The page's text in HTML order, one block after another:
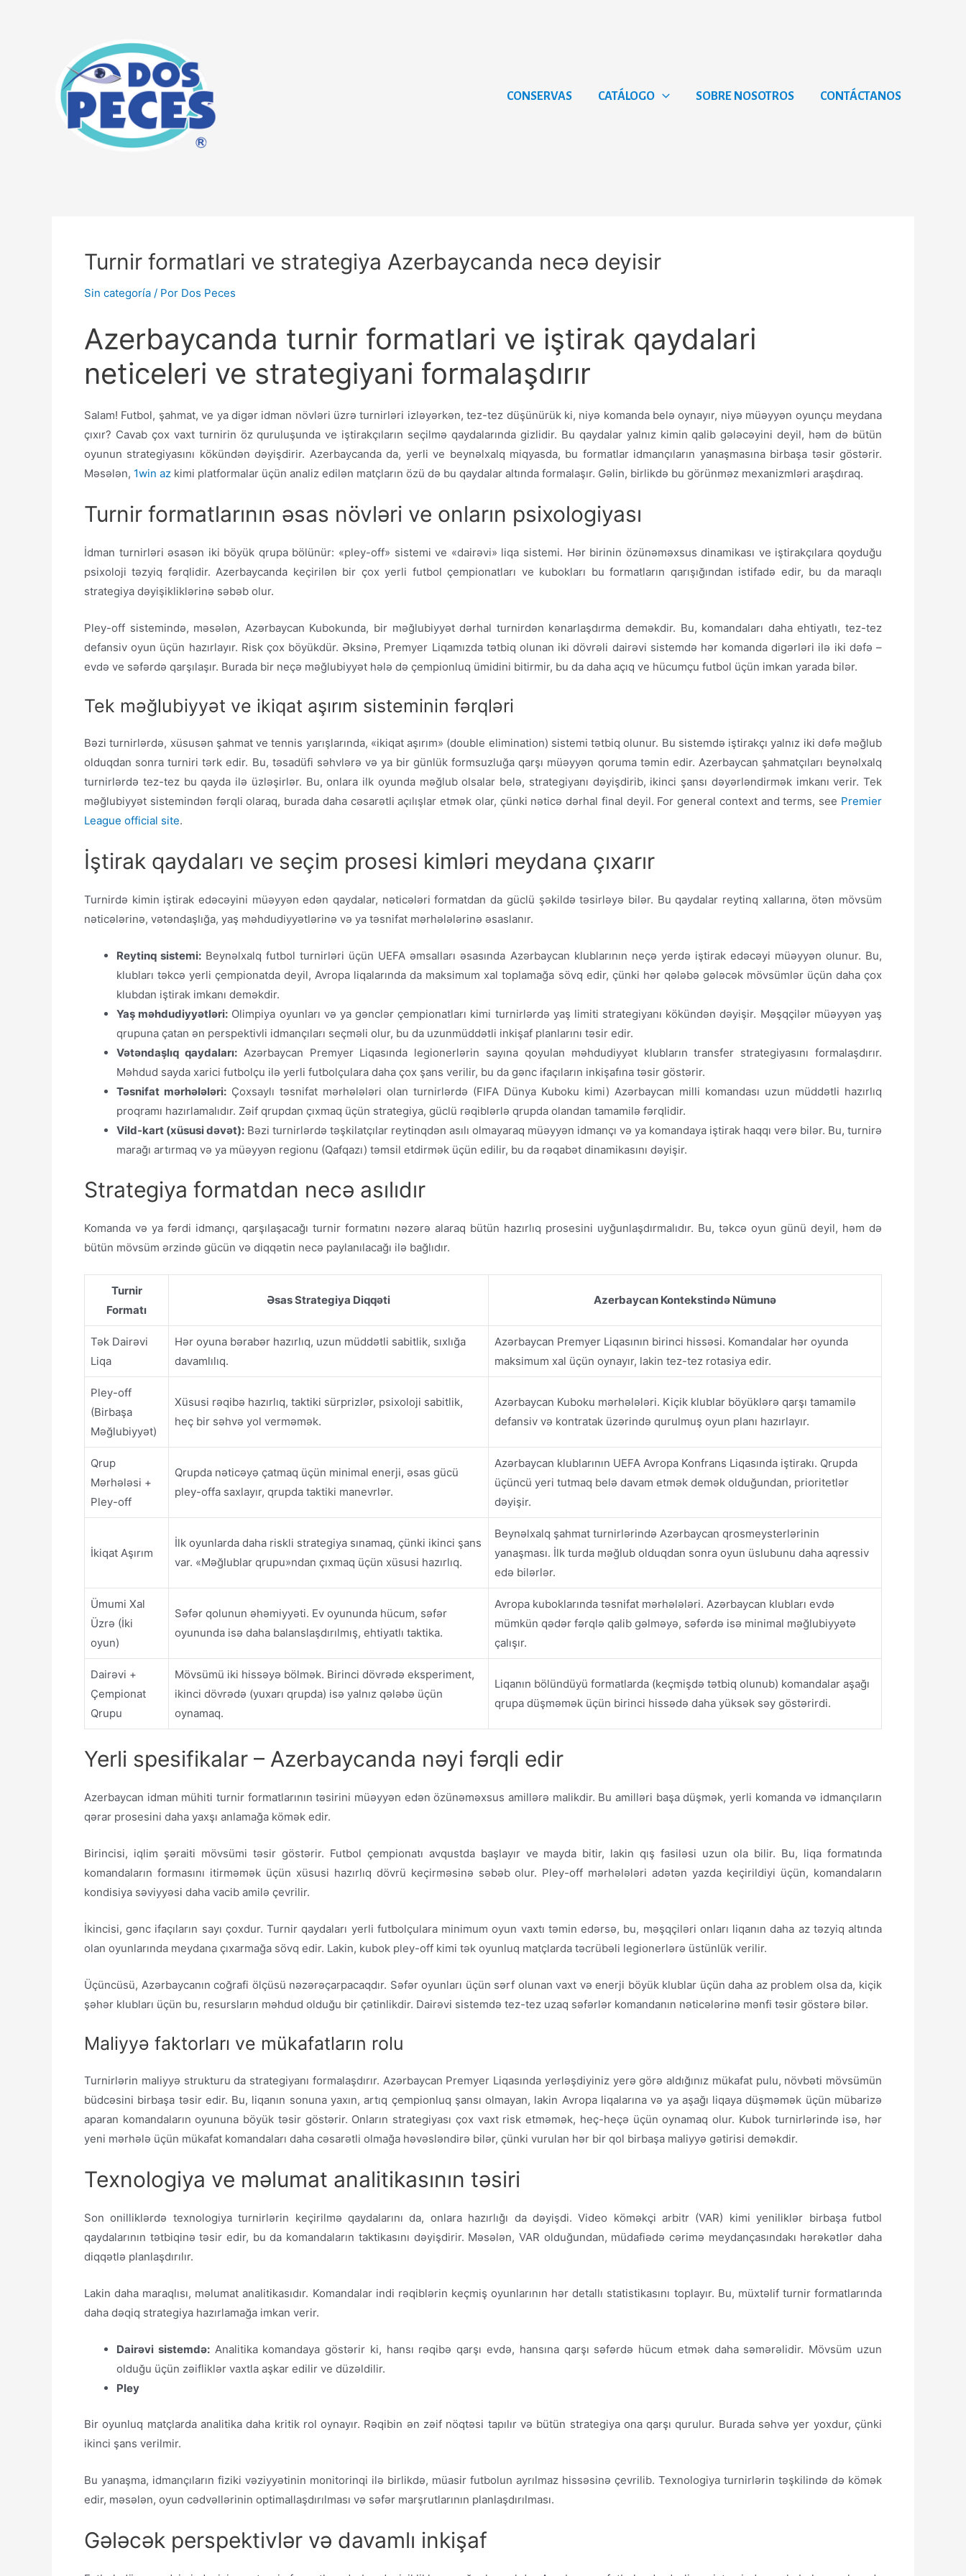
CONSERVAS CATÁLOGO SOBRE NOSOTROS CONTÁCTANOS
Turnir formatlari ve strategiya Azerbaycanda necə deyisir
Sin categoría / Por Dos Peces
Azerbaycanda turnir formatlari ve iştirak qaydalari
neticeleri ve strategiyani formalaşdırır
Salam! Futbol, şahmat, ve ya digər idman növləri üzrə turnirləri izləyərkən, tez-tez düşünürük ki, niyə komanda belə oynayır, niyə müəyyən oyunçu meydana
çıxır? Cavab çox vaxt turnirin öz quruluşunda ve iştirakçıların seçilmə qaydalarında gizlidir. Bu qaydalar yalnız kimin qalib gələcəyini deyil, həm də bütün
oyunun strategiyasını kökündən dəyişdirir. Azerbaycanda da, yerli ve beynəlxalq miqyasda, bu formatlar idmançıların yanaşmasına birbaşa təsir göstərir.
Məsələn, 1win az kimi platformalar üçün analiz edilən matçların özü də bu qaydalar altında formalaşır. Gəlin, birlikdə bu görünməz mexanizmləri araşdıraq.
Turnir formatlarının əsas növləri ve onların psixologiyası
İdman turnirləri əsasən iki böyük qrupa bölünür: «pley-off» sistemi ve «dairəvi» liqa sistemi. Hər birinin özünəməxsus dinamikası ve iştirakçılara qoyduğu
psixoloji təzyiq fərqlidir. Azerbaycanda keçirilən bir çox yerli futbol çempionatları ve kubokları bu formatların qarışığından istifadə edir, bu da maraqlı
strategiya dəyişikliklərinə səbəb olur.
Pley-off sistemində, məsələn, Azərbaycan Kubokunda, bir məğlubiyyət dərhal turnirdən kənarlaşdırma deməkdir. Bu, komandaları daha ehtiyatlı, tez-tez
defansiv oyun üçün hazırlayır. Risk çox böyükdür. Əksinə, Premyer Liqamızda tətbiq olunan iki dövrəli dairəvi sistemdə hər komanda digərləri ilə iki dəfə –
evdə ve səfərdə qarşılaşır. Burada bir neçə məğlubiyyət hələ də çempionluq ümidini bitirmir, bu da daha açıq ve hücumçu futbol üçün imkan yarada bilər.
Tek məğlubiyyət ve ikiqat aşırım sisteminin fərqləri
Bəzi turnirlərdə, xüsusən şahmat ve tennis yarışlarında, «ikiqat aşırım» (double elimination) sistemi tətbiq olunur. Bu sistemdə iştirakçı yalnız iki dəfə məğlub
olduqdan sonra turniri tərk edir. Bu, təsadüfi səhvlərə və ya bir günlük formsuzluğa qarşı müəyyən qoruma təmin edir. Azerbaycan şahmatçıları beynəlxalq
turnirlərdə tez-tez bu qayda ilə üzləşirlər. Bu, onlara ilk oyunda məğlub olsalar belə, strategiyanı dəyişdirib, ikinci şansı dəyərləndirmək imkanı verir. Tek
məğlubiyyət sistemindən fərqli olaraq, burada daha cəsarətli açılışlar etmək olar, çünki nəticə dərhal final deyil. For general context and terms, see Premier
League official site.
İştirak qaydaları ve seçim prosesi kimləri meydana çıxarır
Turnirdə kimin iştirak edəcəyini müəyyən edən qaydalar, nəticələri formatdan da güclü şəkildə təsirləyə bilər. Bu qaydalar reytinq xallarına, ötən mövsüm
nəticələrinə, vətəndaşlığa, yaş məhdudiyyətlərinə və ya təsnifat mərhələlərinə əsaslanır.
Reytinq sistemi: Beynəlxalq futbol turnirləri üçün UEFA əmsalları əsasında Azərbaycan klublarının neçə yerdə iştirak edəcəyi müəyyən olunur. Bu,
klubları təkcə yerli çempionatda deyil, Avropa liqalarında da maksimum xal toplamağa sövq edir, çünki hər qələbə gələcək mövsümlər üçün daha çox
klubdan iştirak imkanı deməkdir.
Yaş məhdudiyyətləri: Olimpiya oyunları və ya gənclər çempionatları kimi turnirlərdə yaş limiti strategiyanı kökündən dəyişir. Məşqçilər müəyyən yaş
qrupuna çatan ən perspektivli idmançıları seçməli olur, bu da uzunmüddətli inkişaf planlarını təsir edir.
Vətəndaşlıq qaydaları:Azərbaycan Premyer Liqasında legionerlərin sayına qoyulan məhdudiyyət klubların transfer strategiyasını formalaşdırır.
Məhdud sayda xarici futbolçu ilə yerli futbolçulara daha çox şans verilir, bu da gənc ifaçıların inkişafına təsir göstərir.
Təsnifat mərhələləri: Çoxsaylı təsnifat mərhələləri olan turnirlərdə (FIFA Dünya Kuboku kimi) Azərbaycan milli komandası uzun müddətli hazırlıq
proqramı hazırlamalıdır. Zəif qrupdan çıxmaq üçün strategiya, güclü rəqiblərlə qrupda olandan tamamilə fərqlidir.
Vild-kart (xüsusi dəvət): Bəzi turnirlərdə təşkilatçılar reytinqdən asılı olmayaraq müəyyən idmançı və ya komandaya iştirak haqqı verə bilər. Bu, turnirə
marağı artırmaq və ya müəyyən regionu (Qafqazı) təmsil etdirmək üçün edilir, bu da rəqabət dinamikasını dəyişir.
Strategiya formatdan necə asılıdır
Komanda və ya fərdi idmançı, qarşılaşacağı turnir formatını nəzərə alaraq bütün hazırlıq prosesini uyğunlaşdırmalıdır. Bu, təkcə oyun günü deyil, həm də
bütün mövsüm ərzində gücün və diqqətin necə paylanılacağı ilə bağlıdır.
Turnir
Formatı
Əsas Strategiya Diqqəti Azerbaycan Kontekstində Nümunə
Tək Dairəvi
Liqa
Hər oyuna bərabər hazırlıq, uzun müddətli sabitlik, sıxlığa
davamlılıq.
Azərbaycan Premyer Liqasının birinci hissəsi. Komandalar hər oyunda
maksimum xal üçün oynayır, lakin tez-tez rotasiya edir.
Pley-off
(Birbaşa
Məğlubiyyət)
Xüsusi rəqibə hazırlıq, taktiki sürprizlər, psixoloji sabitlik,
heç bir səhvə yol verməmək.
Azərbaycan Kuboku mərhələləri. Kiçik klublar böyüklərə qarşı tamamilə
defansiv və kontratak üzərində qurulmuş oyun planı hazırlayır.
Qrup
Mərhələsi +
Pley-off
Qrupda nəticəyə çatmaq üçün minimal enerji, əsas gücü
pley-offa saxlayır, qrupda taktiki manevrlər.
Azərbaycan klublarının UEFA Avropa Konfrans Liqasında iştirakı. Qrupda
üçüncü yeri tutmaq belə davam etmək demək olduğundan, prioritetlər
dəyişir.
İkiqat Aşırım
İlk oyunlarda daha riskli strategiya sınamaq, çünki ikinci şans
var. «Məğlublar qrupu»ndan çıxmaq üçün xüsusi hazırlıq.
Beynəlxalq şahmat turnirlərində Azərbaycan qrosmeysterlərinin
yanaşması. İlk turda məğlub olduqdan sonra oyun üslubunu daha aqressiv
edə bilərlər.
Ümumi Xal
Üzrə (İki
oyun)
Səfər qolunun əhəmiyyəti. Ev oyununda hücum, səfər
oyununda isə daha balanslaşdırılmış, ehtiyatlı taktika.
Avropa kuboklarında təsnifat mərhələləri. Azərbaycan klubları evdə
mümkün qədər fərqlə qalib gəlməyə, səfərdə isə minimal məğlubiyyətə
çalışır.
Dairəvi +
Çempionat
Qrupu
Mövsümü iki hissəyə bölmək. Birinci dövrədə eksperiment,
ikinci dövrədə (yuxarı qrupda) isə yalnız qələbə üçün
oynamaq.
Liqanın bölündüyü formatlarda (keçmişdə tətbiq olunub) komandalar aşağı
qrupa düşməmək üçün birinci hissədə daha yüksək səy göstərirdi.
Yerli spesifikalar – Azerbaycanda nəyi fərqli edir
Azerbaycan idman mühiti turnir formatlarının təsirini müəyyən edən özünəməxsus amillərə malikdir. Bu amilləri başa düşmək, yerli komanda və idmançıların
qərar prosesini daha yaxşı anlamağa kömək edir.
Birincisi, iqlim şəraiti mövsümi təsir göstərir. Futbol çempionatı avqustda başlayır ve mayda bitir, lakin qış fasiləsi uzun ola bilir. Bu, liqa formatında
komandaların formasını itirməmək üçün xüsusi hazırlıq dövrü keçirməsinə səbəb olur. Pley-off mərhələləri adətən yazda keçirildiyi üçün, komandaların
kondisiya səviyyəsi daha vacib amilə çevrilir.
İkincisi, gənc ifaçıların sayı çoxdur. Turnir qaydaları yerli futbolçulara minimum oyun vaxtı təmin edərsə, bu, məşqçiləri onları liqanın daha az təzyiq altında
olan oyunlarında meydana çıxarmağa sövq edir. Lakin, kubok pley-off kimi tək oyunluq matçlarda təcrübəli legionerlərə üstünlük verilir.
Üçüncüsü, Azərbaycanın coğrafi ölçüsü nəzərəçarpacaqdır. Səfər oyunları üçün sərf olunan vaxt və enerji böyük klublar üçün daha az problem olsa da, kiçik
şəhər klubları üçün bu, resursların məhdud olduğu bir çətinlikdir. Dairəvi sistemdə tez-tez uzaq səfərlər komandanın nəticələrinə mənfi təsir göstərə bilər.
Maliyyə faktorları ve mükafatların rolu
Turnirlərin maliyyə strukturu da strategiyanı formalaşdırır. Azərbaycan Premyer Liqasında yerləşdiyiniz yerə görə aldığınız mükafat pulu, növbəti mövsümün
büdcəsini birbaşa təsir edir. Bu, liqanın sonuna yaxın, artıq çempionluq şansı olmayan, lakin Avropa liqalarına və ya aşağı liqaya düşməmək üçün mübarizə
aparan komandaların oyununa böyük təsir göstərir. Onların strategiyası çox vaxt risk etməmək, heç-heçə üçün oynamaq olur. Kubok turnirlərində isə, hər
yeni mərhələ üçün mükafat komandaları daha cəsarətli olmağa həvəsləndirə bilər, çünki vurulan hər bir qol birbaşa maliyyə gətirisi deməkdir.
Texnologiya ve məlumat analitikasının təsiri
Son onilliklərdə texnologiya turnirlərin keçirilmə qaydalarını da, onlara hazırlığı da dəyişdi. Video köməkçi arbitr (VAR) kimi yeniliklər birbaşa futbol
qaydalarının tətbiqinə təsir edir, bu da komandaların taktikasını dəyişdirir. Məsələn, VAR olduğundan, müdafiədə cərimə meydançasındakı hərəkətlər daha
diqqətlə planlaşdırılır.
Lakin daha maraqlısı, məlumat analitikasıdır. Komandalar indi rəqiblərin keçmiş oyunlarının hər detallı statistikasını toplayır. Bu, müxtəlif turnir formatlarında
daha dəqiq strategiya hazırlamağa imkan verir.
Dairəvi sistemdə:Analitika komandaya göstərir ki, hansı rəqibə qarşı evdə, hansına qarşı səfərdə hücum etmək daha səmərəlidir. Mövsüm uzun
olduğu üçün zəifliklər vaxtla aşkar edilir ve düzəldilir.
Pley
Bir oyunluq matçlarda analitika daha kritik rol oynayır. Rəqibin ən zəif nöqtəsi tapılır və bütün strategiya ona qarşı qurulur. Burada səhvə yer yoxdur, çünki
ikinci şans verilmir.
Bu yanaşma, idmançıların fiziki vəziyyətinin monitorinqi ilə birlikdə, müasir futbolun ayrılmaz hissəsinə çevrilib. Texnologiya turnirlərin təşkilində də kömək
edir, məsələn, oyun cədvəllərinin optimallaşdırılması və səfər marşrutlarının planlaşdırılması.
Gələcək perspektivlər və davamlı inkişaf